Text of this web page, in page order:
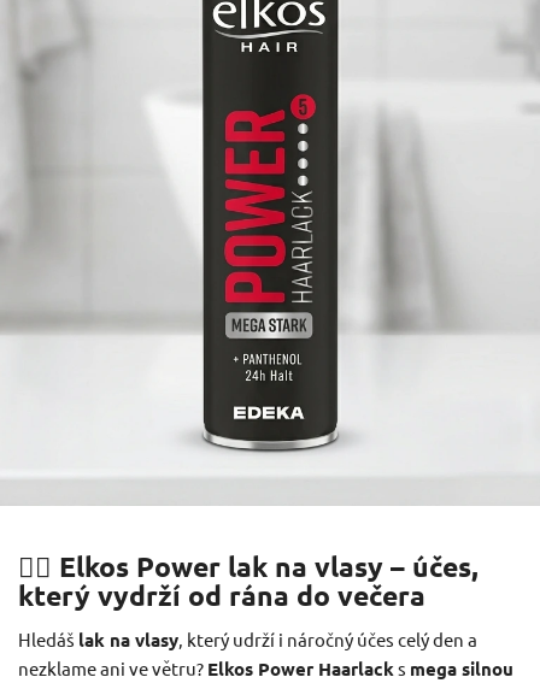
💇‍♀️ Elkos Power lak na vlasy – účes,
který vydrží od rána do večera
Hledáš lak na vlasy, který udrží i náročný účes celý den a
nezklame ani ve větru? Elkos Power Haarlacks mega silnou